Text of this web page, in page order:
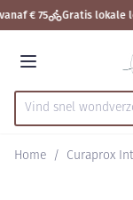
Ga naar de inhoud
1 van 1
€ 75 Gratis lokale
Menu
Product, merk,
Vind snel
Home / Curaprox